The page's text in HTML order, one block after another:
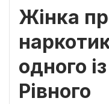
Жінка
одного
Рівного